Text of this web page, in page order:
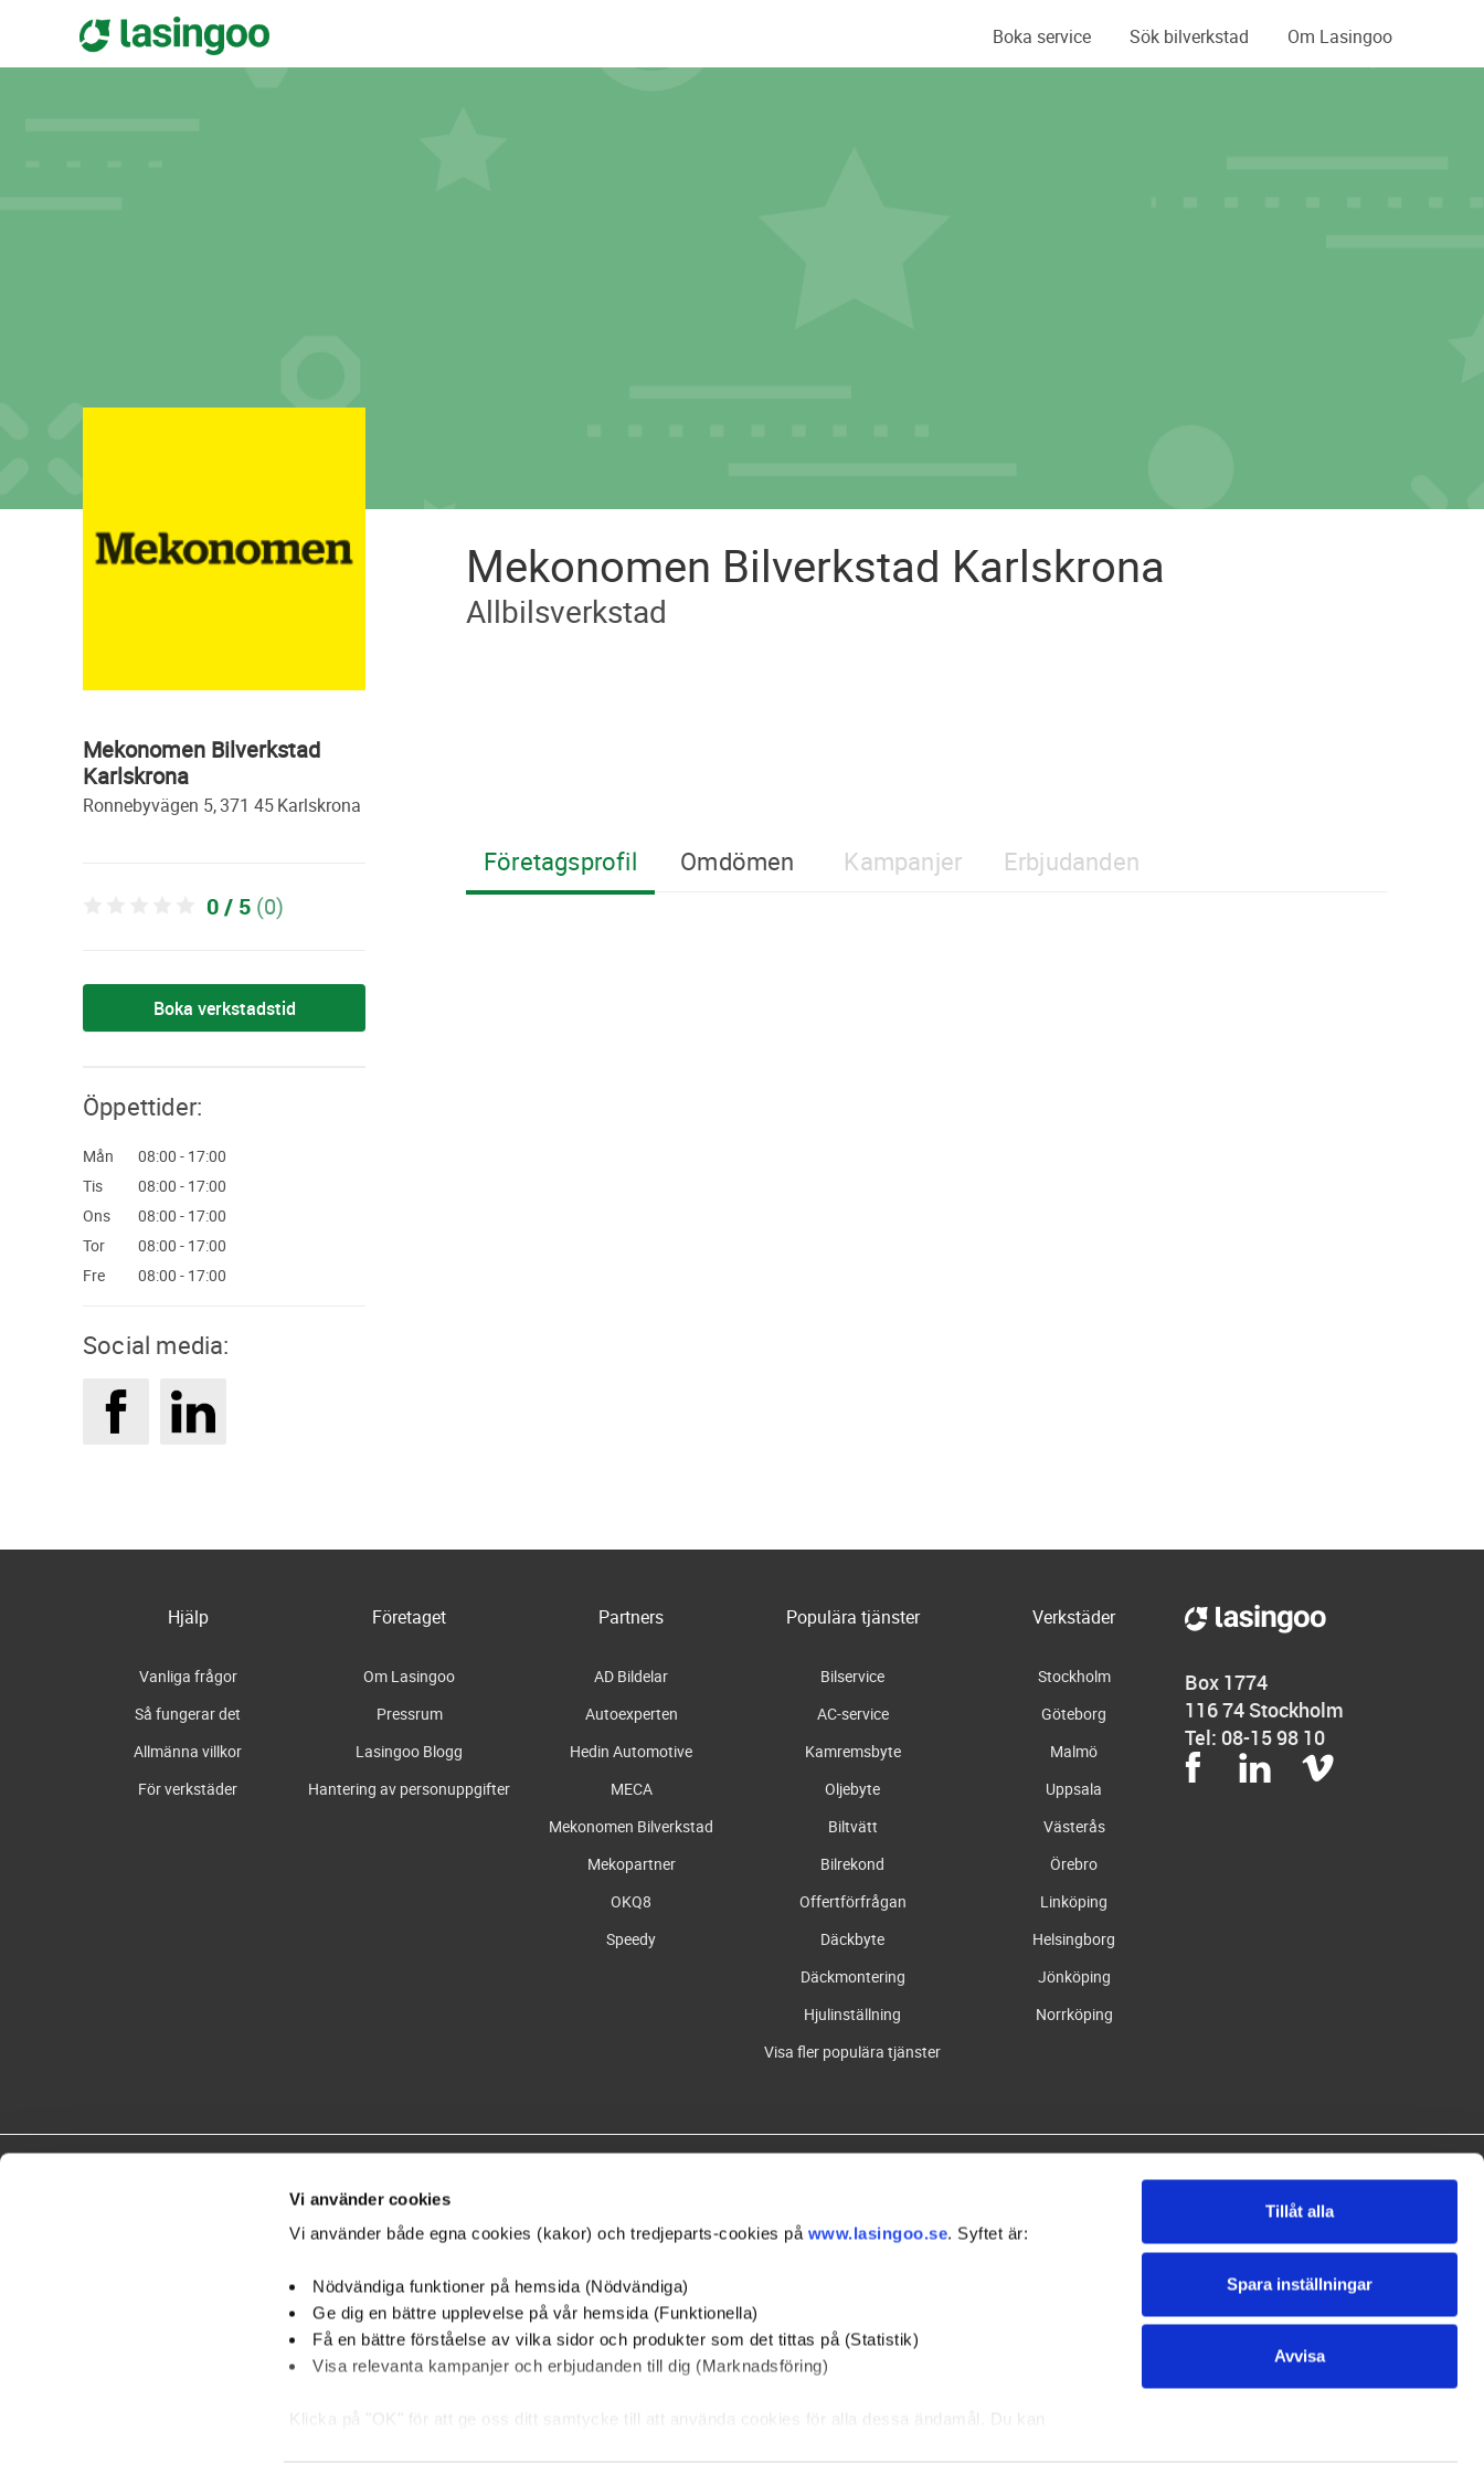
Vi använder cookies
Vi använder både egna cookies (kakor) och tredjeparts-cookies på www.lasingoo.se. Syftet är:
Nödvändiga funktioner på hemsida (Nödvändiga)
Ge dig en bättre upplevelse på vår hemsida (Funktionella)
Få en bättre förståelse av vilka sidor och produkter som det tittas på (Statistik)
Visa relevanta kampanjer och erbjudanden till dig (Marknadsföring)
Klicka på "OK" för att ge oss ditt samtycke till att använda cookies för alla dessa ändamål. Du kan
Tillåt alla
Spara inställningar
Avvisa
Boka service Sök bilverkstad Om Lasingoo
Mekonomen Bilverkstad
Karlskrona
ronnebyvägen 5, 371 45 karlskrona
(0)
0 / 5
Boka verkstadstid
Öppettider:
mån
08:00 - 17:00
tis
08:00 - 17:00
ons
08:00 - 17:00
tor
08:00 - 17:00
fre
08:00 - 17:00
Social media:
Mekonomen Bilverkstad Karlskrona
Allbilsverkstad
Företagsprofil Omdömen Kampanjer Erbjudanden
Hjälp
Vanliga frågor
Så fungerar det
Allmänna villkor
För verkstäder
Företaget
Om Lasingoo
Pressrum
Lasingoo Blogg
Hantering av personuppgifter
Partners
AD Bildelar
Autoexperten
Hedin Automotive
MECA
Mekonomen Bilverkstad
Mekopartner
OKQ8
Speedy
Populära tjänster
Bilservice
AC-service
Kamremsbyte
Oljebyte
Biltvätt
Bilrekond
Offertförfrågan
Däckbyte
Däckmontering
Hjulinställning
Visa fler populära tjänster
Verkstäder
Stockholm
Göteborg
Malmö
Uppsala
Västerås
Örebro
Linköping
Helsingborg
Jönköping
Norrköping
Box 1774
116 74 Stockholm
Tel: 08-15 98 10
Anmäl dig till nyhetsbrevet och få information och erbjudanden från Lasingoo.